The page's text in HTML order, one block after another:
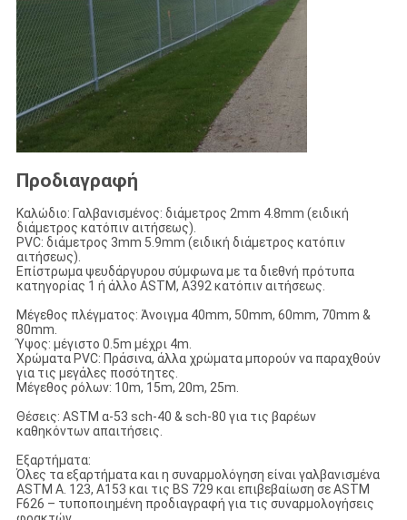
Προδιαγραφή
Καλώδιο: Γαλβανισμένος: διάμετρος 2mm 4.8mm (ειδική
διάμετρος κατόπιν αιτήσεως).
PVC: διάμετρος 3mm 5.9mm (ειδική διάμετρος κατόπιν
αιτήσεως).
Επίστρωμα ψευδάργυρου σύμφωνα με τα διεθνή πρότυπα
κατηγορίας 1 ή άλλο ASTM, A392 κατόπιν αιτήσεως.
Μέγεθος πλέγματος: Άνοιγμα 40mm, 50mm, 60mm, 70mm &
80mm.
Ύψος: μέγιστο 0.5m μέχρι 4m.
Χρώματα PVC: Πράσινα, άλλα χρώματα μπορούν να παραχθούν
για τις μεγάλες ποσότητες.
Μέγεθος ρόλων: 10m, 15m, 20m, 25m.
Θέσεις: ASTM α-53 sch-40 & sch-80 για τις βαρέων
καθηκόντων απαιτήσεις.
Εξαρτήματα:
Όλες τα εξαρτήματα και η συναρμολόγηση είναι γαλβανισμένα
ASTM Α. 123, A153 και τις BS 729 και επιβεβαίωση σε ASTM
F626 – τυποποιημένη προδιαγραφή για τις συναρμολογήσεις